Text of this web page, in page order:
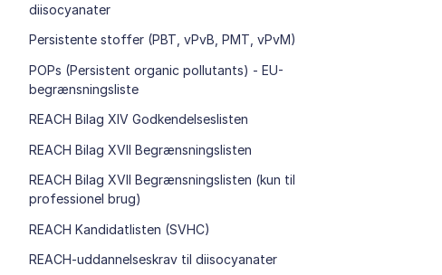
diisocyanater
Persistente stoffer (PBT, vPvB, PMT, vPvM)
POPs (Persistent organic pollutants) - EU-
begrænsningsliste
REACH Bilag XIV Godkendelseslisten
REACH Bilag XVII Begrænsningslisten
REACH Bilag XVII Begrænsningslisten (kun til
professionel brug)
REACH Kandidatlisten (SVHC)
REACH-uddannelseskrav til diisocyanater